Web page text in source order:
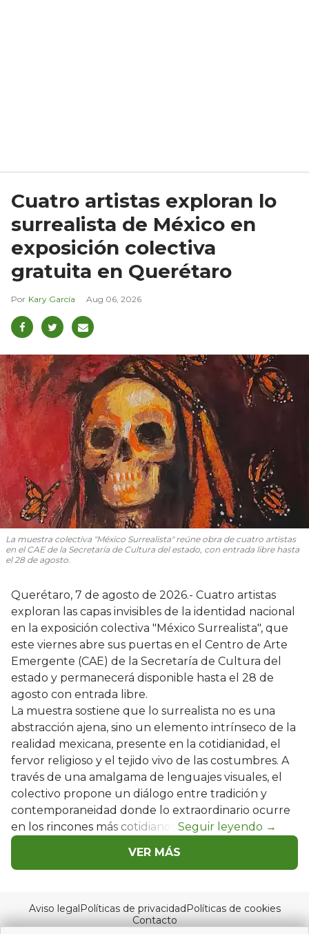
Cuatro artistas exploran lo
surrealista de México en
exposición colectiva
gratuita en Querétaro
Kary García Aug 06, 2026
La muestra colectiva "México Surrealista" reúne obra de cuatro artistas
en el CAE de la Secretaría de Cultura del estado, con entrada libre hasta
el 28 de agosto.
Querétaro, 7 de agosto de 2026.- Cuatro artistas
exploran las capas invisibles de la identidad nacional
en la exposición colectiva "México Surrealista", que
este viernes abre sus puertas en el Centro de Arte
Emergente (CAE) de la Secretaría de Cultura del
estado y permanecerá disponible hasta el 28 de
agosto con entrada libre.
La muestra sostiene que lo surrealista no es una
abstracción ajena, sino un elemento intrínseco de la
realidad mexicana, presente en la cotidianidad, el
fervor religioso y el tejido vivo de las costumbres. A
través de una amalgama de lenguajes visuales, el
colectivo propone un diálogo entre tradición y
contemporaneidad donde lo extraordinario ocurre
en los rincones más cotidianos.
VER MÁS
Aviso legalPolíticas de privacidadPolíticas de cookies
Contacto